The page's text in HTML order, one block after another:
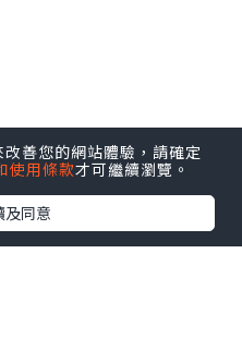
善您的網站體驗，請確定
使用條款才可繼續瀏覽。
及同意